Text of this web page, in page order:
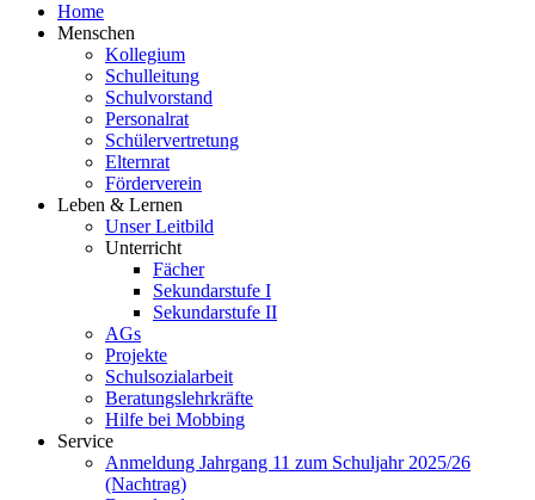
Home
Menschen
Kollegium
Schulleitung
Schulvorstand
Personalrat
Schülervertretung
Elternrat
Förderverein
Leben & Lernen
Unser Leitbild
Unterricht
Fächer
Sekundarstufe I
Sekundarstufe II
AGs
Projekte
Schulsozialarbeit
Beratungslehrkräfte
Hilfe bei Mobbing
Service
Anmeldung Jahrgang 11 zum Schuljahr 2025/26
(Nachtrag)